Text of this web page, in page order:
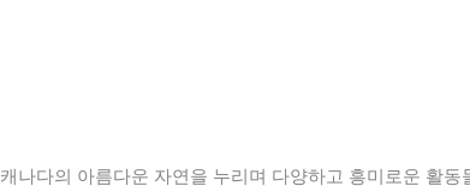
캐나다의 아름다운 자연을 누리며 다양하고 흥미로운 활동